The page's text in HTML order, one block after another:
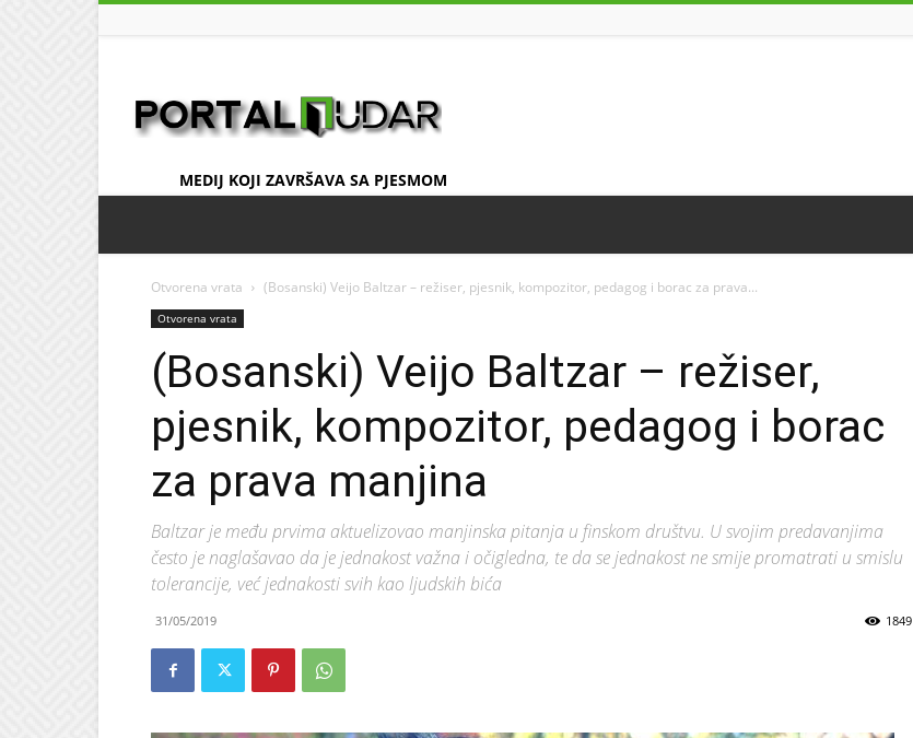
MEDIJ KOJI ZAVRŠAVA SA PJESMOM
Otvorena vrata (Bosanski) Veijo Baltzar – režiser, pjesnik, kompozitor, pedagog i borac za prava...
Otvorena vrata
(Bosanski) Veijo Baltzar – režiser,
pjesnik, kompozitor, pedagog i borac
za prava manjina
Baltzar je među prvima aktuelizovao manjinska pitanja u finskom društvu. U svojim predavanjima
često je naglašavao da je jednakost važna i očigledna, te da se jednakost ne smije promatrati u smislu
tolerancije, već jednakosti svih kao ljudskih bića
31/05/2019 1849